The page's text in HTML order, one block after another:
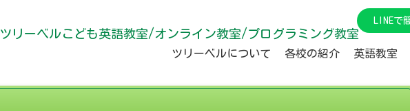
ツリーベルこども英語教室/オンライン教室/プログラミング教室
ツリーベルについて 各校の紹介 英語教室
LINEで